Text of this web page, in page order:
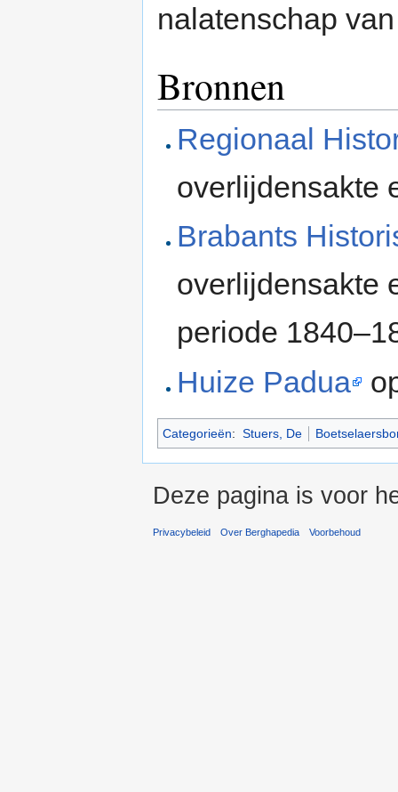
nalatenschap
Bronnen
Regionaal
overlijdensakte
Brabants
overlijdensakte
periode
Huize Padua
Categorieën: Stuers, De
Deze pagina is voor
Privacybeleid Over Berghapedia Voorbehoud